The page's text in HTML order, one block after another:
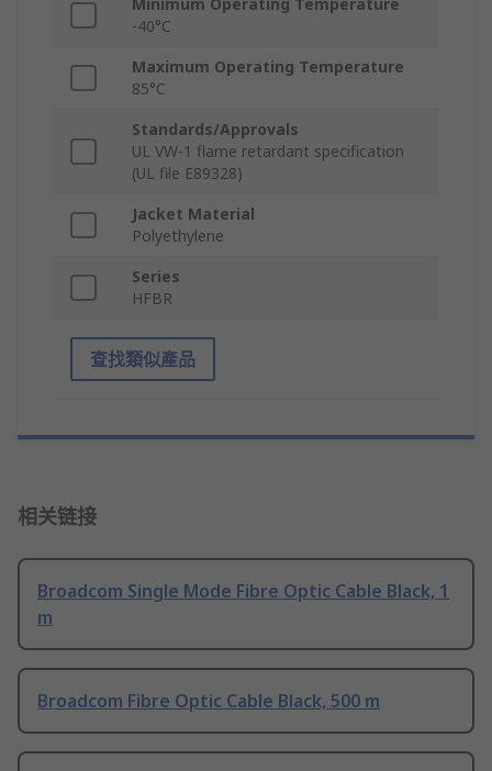
Minimum Operating Temperature
-40°C
Maximum Operating Temperature
85°C
Standards/Approvals
UL VW-1 flame retardant specification
(UL file E89328)
Jacket Material
Polyethylene
Series
HFBR
查找類似產品
相关链接
Broadcom Single Mode Fibre Optic Cable Black, 1
m
Broadcom Fibre Optic Cable Black, 500 m